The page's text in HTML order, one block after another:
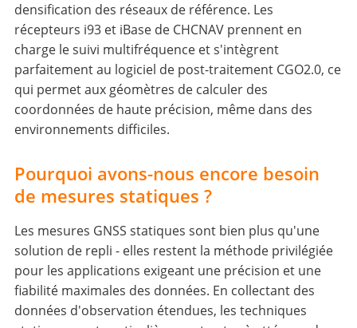
densification des réseaux de référence. Les
récepteurs i93 et iBase de CHCNAV prennent en
charge le suivi multifréquence et s'intègrent
parfaitement au logiciel de post-traitement CGO2.0, ce
qui permet aux géomètres de calculer des
coordonnées de haute précision, même dans des
environnements difficiles.
Pourquoi avons-nous encore besoin
de mesures statiques ?
Les mesures GNSS statiques sont bien plus qu'une
solution de repli - elles restent la méthode privilégiée
pour les applications exigeant une précision et une
fiabilité maximales des données. En collectant des
données d'observation étendues, les techniques